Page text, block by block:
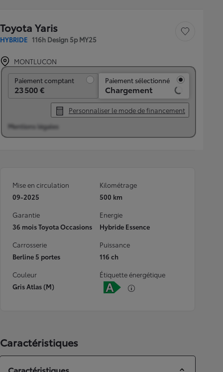
Toyota Yaris
HYBRIDE 116h Design 5p MY25
Sauvegarder le
MONTLUCON
Paiement comptant
23 500 €
Paiement sélectionné
Chargement
Personnaliser le mode de financement
Mentions légales
Mise en circulation
09-2025
Kilométrage
500 km
Garantie
36 mois Toyota Occasions
Energie
Hybride Essence
Carrosserie
Berline 5 portes
Puissance
116 ch
Couleur
Gris Atlas (M)
Étiquette énergétique
Caractéristiques